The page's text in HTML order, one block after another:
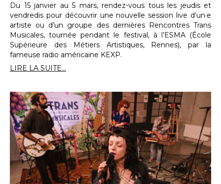
Du 15 janvier au 5 mars, rendez-vous tous les jeudis et
vendredis pour découvrir une nouvelle session live d’un·e
artiste ou d’un groupe des dernières Rencontres Trans
Musicales, tournée pendant le festival, à l’ESMA (École
Supérieure des Métiers Artistiques, Rennes), par la
fameuse radio américaine KEXP.
LIRE LA SUITE...